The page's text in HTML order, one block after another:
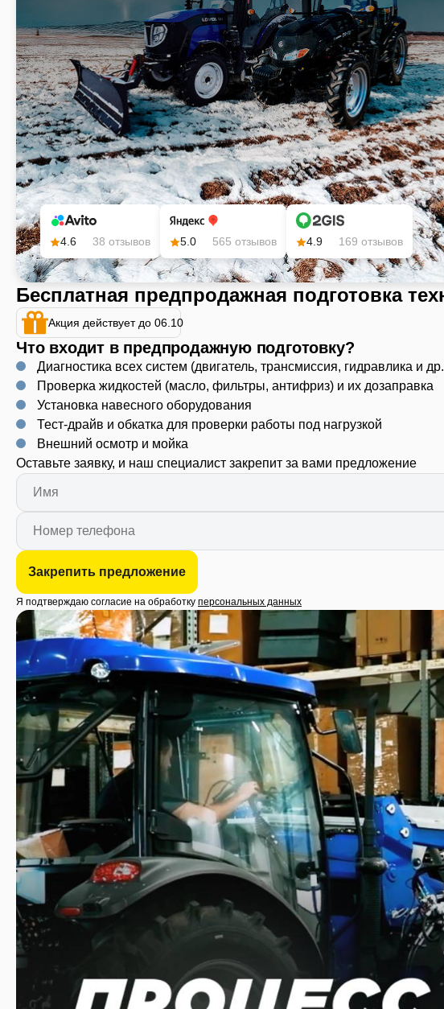
4.6 38 отзывов 5.0 565 отзывов 4.9 169 отзывов
Бесплатная предпродажная подготовка
Акция действует до 06.10
Что входит в предпродажную подготовку?
Диагностика всех систем (двигатель, трансмиссия, гидравлика и
Проверка жидкостей (масло, фильтры, антифриз) и их дозаправка
Установка навесного оборудования
Тест-драйв и обкатка для проверки работы под нагрузкой
Внешний осмотр и мойка
Оставьте заявку, и наш специалист закрепит за вами предложение
Закрепить предложение
Я подтверждаю согласие на обработку персональных данных